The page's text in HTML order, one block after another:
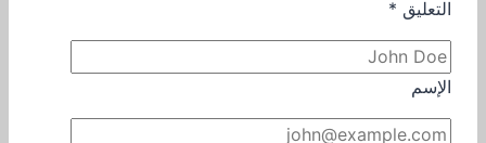
التعليق *
الإسم